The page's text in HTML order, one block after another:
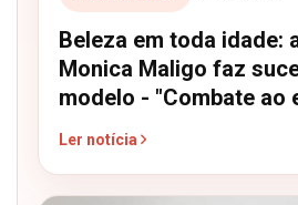
Beleza em toda idade:
Monica Maligo faz
modelo - "Combate ao
Ler notícia